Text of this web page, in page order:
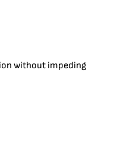
without impeding